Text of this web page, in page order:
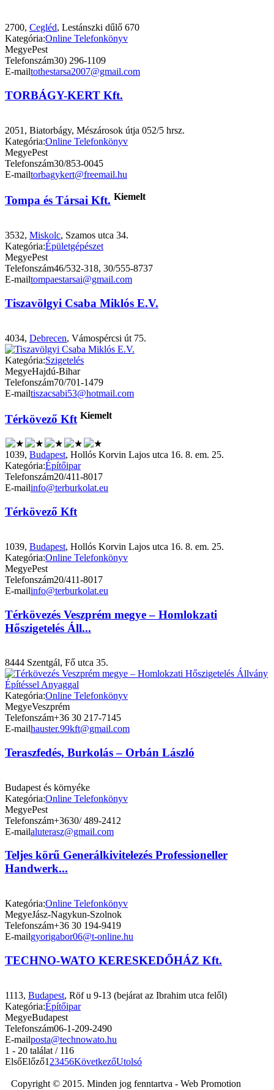
2700, Cegléd, Lestánszki dűlő 670
Kategória:Online Telefonkönyv
MegyePest
Telefonszám30) 296-1109
E-mailtothestarsa2007@gmail.com
TORBÁGY-KERT Kft.
2051, Biatorbágy, Mészárosok útja 052/5 hrsz.
Kategória:Online Telefonkönyv
MegyePest
Telefonszám30/853-0045
E-mailtorbagykert@freemail.hu
Tompa és Társai Kft. Kiemelt
3532, Miskolc, Szamos utca 34.
Kategória:Épületgépészet
MegyePest
Telefonszám46/532-318, 30/555-8737
E-mailtompaestarsai@gmail.com
Tiszavölgyi Csaba Miklós E.V.
4034, Debrecen, Vámospércsi út 75.
Kategória:Szigetelés
MegyeHajdú-Bihar
Telefonszám70/701-1479
E-mailtiszacsabi53@hotmail.com
Térkövező Kft Kiemelt
1039, Budapest, Hollós Korvin Lajos utca 16. 8. em. 25.
Kategória:Építőipar
Telefonszám20/411-8017
E-mailinfo@terburkolat.eu
Térkövező Kft
1039, Budapest, Hollós Korvin Lajos utca 16. 8. em. 25.
Kategória:Online Telefonkönyv
MegyePest
Telefonszám20/411-8017
E-mailinfo@terburkolat.eu
Térkövezés Veszprém megye – Homlokzati
Hőszigetelés Áll...
8444 Szentgál, Fő utca 35.
Kategória:Online Telefonkönyv
MegyeVeszprém
Telefonszám+36 30 217-7145
E-mailhauster.99kft@gmail.com
Teraszfedés, Burkolás – Orbán László
Budapest és környéke
Kategória:Online Telefonkönyv
MegyePest
Telefonszám+3630/ 489-2412
E-mailaluterasz@gmail.com
Teljes körű Generálkivitelezés Professioneller
Handwerk...
Kategória:Online Telefonkönyv
MegyeJász-Nagykun-Szolnok
Telefonszám+36 30 194-9419
E-mailgyorigabor06@t-online.hu
TECHNO-WATO KERESKEDŐHÁZ Kft.
1113, Budapest, Röf u 9-13 (bejárat az Ibrahim utca felől)
Kategória:Építőipar
MegyeBudapest
Telefonszám06-1-209-2490
E-mailposta@technowato.hu
1 - 20 találat / 116
ElsőElőző1 23456KövetkezőUtolsó
Copyright © 2015. Minden jog fenntartva - Web Promotion